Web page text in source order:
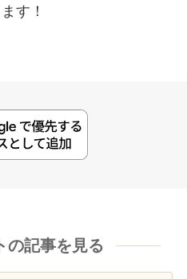
す！
の記事を見る